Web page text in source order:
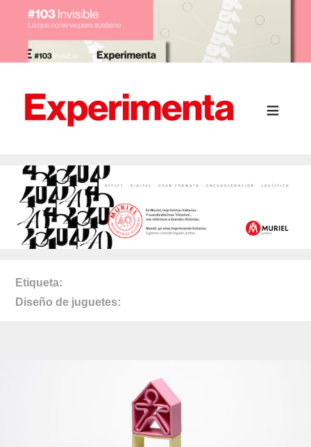
Etiqueta
Diseño de juguetes